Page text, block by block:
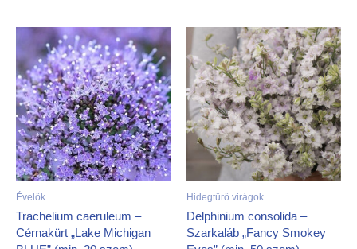
Évelők
Trachelium caeruleum –
Cérnakürt „Lake Michigan
Hidegtűrő virágok
Delphinium consolida –
Szarkaláb „Fancy Smokey